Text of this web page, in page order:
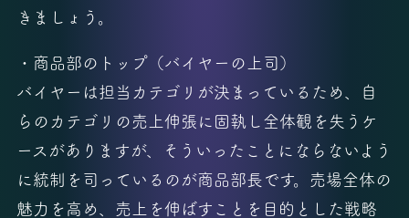
きましょう。
・商品部のトップ（バイヤーの上司）
バイヤーは担当カテゴリが決まっているため、自
らのカテゴリの売上伸張に固執し全体観を失うケ
ースがありますが、そういったことにならないよう
に統制を司っているのが商品部長です。売場全体の
魅力を高め、売上を伸ばすことを目的とした戦略